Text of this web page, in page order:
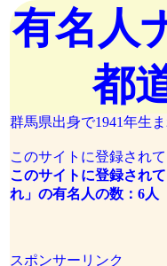
有名人
都
群馬県出身で1941年生
このサイトに登録され
このサイトに登録され
れ」の有名人の数：6人
スポンサーリンク